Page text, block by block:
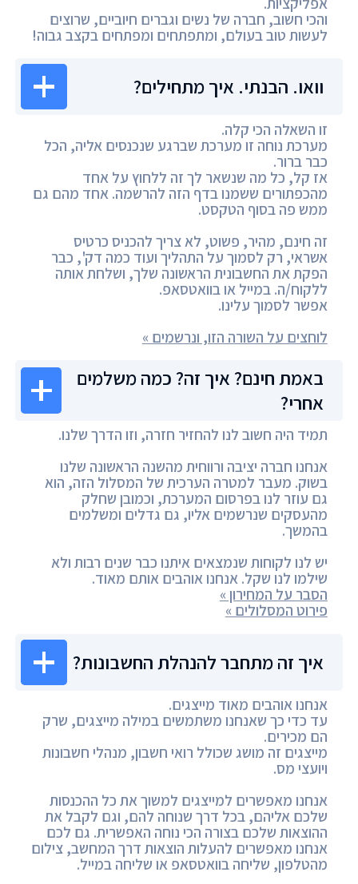
והכי חשוב, חברה של נשים וגברים חיוביים, שרוצים
לעשות טוב בעולם, ומתפתחים ומפתחים בקצב גבוה!
וואו. הבנתי. איך מתחילים?
זו השאלה הכי קלה.
מערכת נוחה זו מערכת שברגע שנכנסים אליה, הכל
כבר ברור.
אז קל, כל מה שנשאר לך זה ללחוץ על אחד
מהכפתורים ששמנו בדף הזה להרשמה. אחד מהם גם
ממש פה בסוף הטקסט.
זה חינם, מהיר, פשוט, לא צריך להכניס כרטיס
אשראי, רק לסמוך על התהליך ועוד כמה דק', כבר
הפקת את החשבונית הראשונה שלך, ושלחת אותה
ללקוח/ה. במייל או בוואטסאפ.
אפשר לסמוך עלינו.
לוחצים על השורה הזו, ונרשמים »
באמת חינם? איך זה? כמה משלמים
אחרי?
תמיד היה חשוב לנו להחזיר חזרה, וזו הדרך שלנו.
אנחנו חברה יציבה ורווחית מהשנה הראשונה שלנו
בשוק. מעבר למטרה הערכית של המסלול הזה, הוא
גם עוזר לנו בפרסום המערכת, וכמובן שחלק
מהעסקים שנרשמים אליו, גם גדלים ומשלמים
בהמשך.
יש לנו לקוחות שנמצאים איתנו כבר שנים רבות ולא
שילמו לנו שקל. אנחנו אוהבים אותם מאוד.
הסבר על המחירון »
פירוט המסלולים »
איך זה מתחבר להנהלת החשבונות?
אנחנו אוהבים מאוד מייצגים.
עד כדי כך שאנחנו משתמשים במילה מייצגים, שרק
הם מכירים.
מייצגים זה מושג שכולל רואי חשבון, מנהלי חשבונות
ויועצי מס.
אנחנו מאפשרים למייצגים למשוך את כל ההכנסות
שלכם אליהם, בכל דרך שנוחה להם, וגם לקבל את
ההוצאות שלכם בצורה הכי נוחה האפשרית. גם לכם
אנחנו מאפשרים להעלות הוצאות דרך המחשב, צילום
מהטלפון, שליחה בוואטסאפ או שליחה במייל.